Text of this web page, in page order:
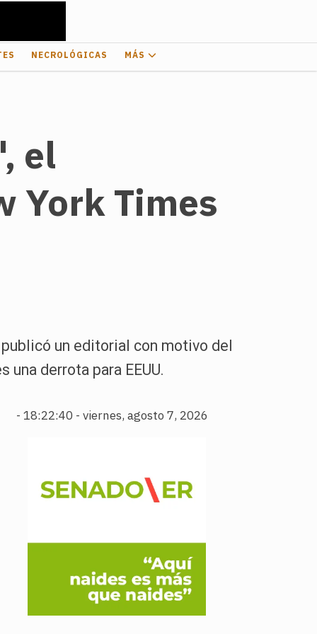
NECROLÓGICAS MÁS
el
York Times
un editorial con motivo del
derrota para EEUU.
- 18:22:41 - viernes, agosto 7, 2026